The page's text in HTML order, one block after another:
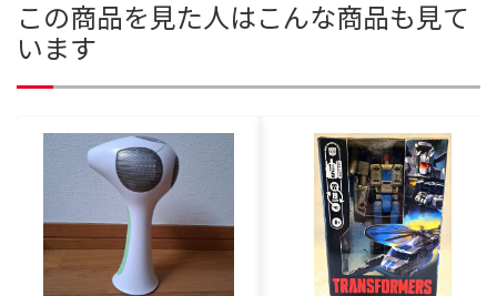
この商品を見た人はこんな商品も見て
います